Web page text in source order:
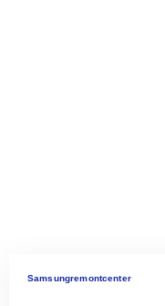
Samsungremontcenter